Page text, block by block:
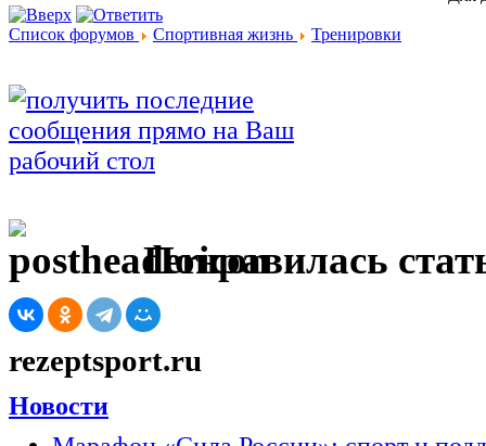
Список форумов Спортивная жизнь Тренировки
Понравилась
rezeptsport.ru
Новости